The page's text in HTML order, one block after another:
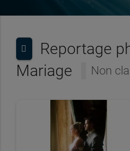
Reportage
Mariage
Non